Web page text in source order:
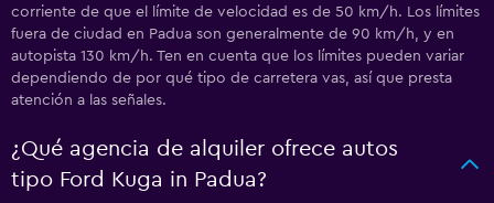
corriente de que el límite de velocidad es de 50 km/h. Los límites
fuera de ciudad en Padua son generalmente de 90 km/h, y en
autopista 130 km/h. Ten en cuenta que los límites pueden variar
dependiendo de por qué tipo de carretera vas, así que presta
atención a las señales.
¿Qué agencia de alquiler ofrece autos
tipo Ford Kuga in Padua?